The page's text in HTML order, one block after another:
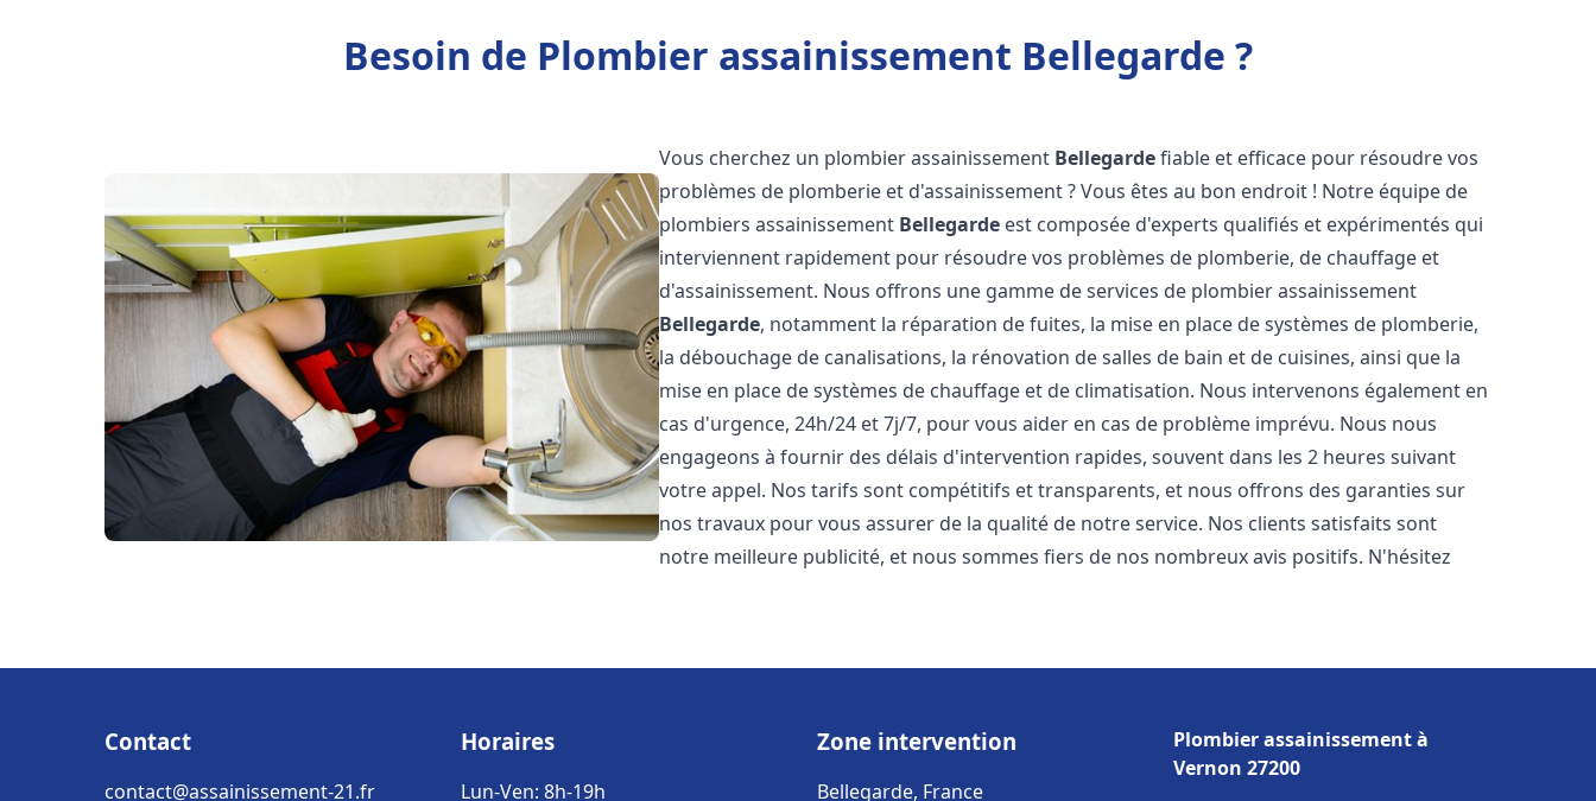
Besoin de Plombier assainissement Bellegarde ?
Vous cherchez un plombier assainissement Bellegardefiable et efficace pour résoudre vos
problèmes de plomberie et d'assainissement ? Vous êtes au bon endroit ! Notre équipe de
plombiers assainissement Bellegarde est composée d'experts qualifiés et expérimentés qui
interviennent rapidement pour résoudre vos problèmes de plomberie, de chauffage et
d'assainissement. Nous offrons une gamme de services de plombier assainissement
Bellegarde, notamment la réparation de fuites, la mise en place de systèmes de plomberie,
la débouchage de canalisations, la rénovation de salles de bain et de cuisines, ainsi que la
mise en place de systèmes de chauffage et de climatisation. Nous intervenons également en
cas d'urgence, 24h/24 et 7j/7, pour vous aider en cas de problème imprévu. Nous nous
engageons à fournir des délais d'intervention rapides, souvent dans les 2 heures suivant
votre appel. Nos tarifs sont compétitifs et transparents, et nous offrons des garanties sur
nos travaux pour vous assurer de la qualité de notre service. Nos clients satisfaits sont
notre meilleure publicité, et nous sommes fiers de nos nombreux avis positifs. N'hésitez
Contact
contact@assainissement-21.fr
Horaires
Lun-Ven: 8h-19h
Zone intervention
Bellegarde, France
Plombier assainissement à
Vernon 27200